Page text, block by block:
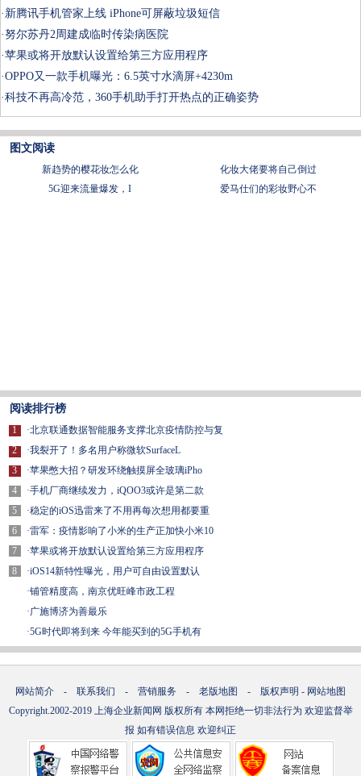
· 新腾讯手机管家上线 iPhone可屏蔽垃圾短信
·努尔苏丹2周建成临时传染病医院
·苹果或将开放默认设置给第三方应用程序
·OPPO又一款手机曝光：6.5英寸水滴屏+4230m
·科技不再高冷范，360手机助手打开热点的正确姿势
图文阅读
新趋势的樱花妆怎么化
化妆大佬要将自己倒过
5G迎来流量爆发，I
爱马仕们的彩妆野心不
阅读排行榜
1
2
3
4
5
6
7
8
·北京联通数据智能服务支撑北京疫情防控与复
·我裂开了！多名用户称微软SurfaceL
·苹果憋大招？研发环绕触摸屏全玻璃iPho
·手机厂商继续发力，iQOO3或许是第二款
·稳定的iOS迅雷来了不用再每次想用都要重
·雷军：疫情影响了小米的生产正加快小米10
·苹果或将开放默认设置给第三方应用程序
·iOS14新特性曝光，用户可自由设置默认
·铺管精度高，南京优旺峰市政工程
·广施博济为善最乐
·5G时代即将到来 今年能买到的5G手机有
网站简介 - 联系我们 - 营销服务 - 老版地图 - 版权声明 - 网站地图
Copyright.2002-2019 上海企业新闻网 版权所有 本网拒绝一切非法行为 欢迎监督举
报 如有错误信息 欢迎纠正